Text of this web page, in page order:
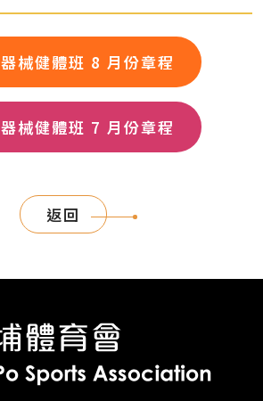
器械健體班 8 月份章程
器械健體班 7 月份章程
返回